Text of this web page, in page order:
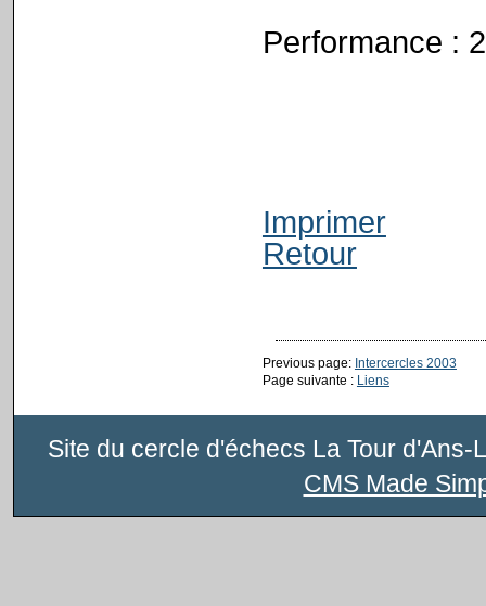
Performance :
Imprimer
Retour
Previous page: Intercercles 2003
Page suivante : Liens
Site du cercle d'échecs La Tour
CMS Made